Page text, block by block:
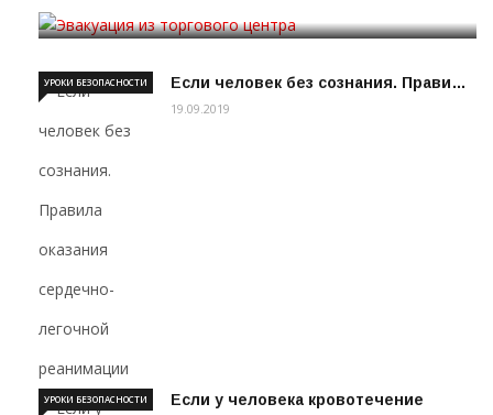
Если человек без сознания. Прави…
УРОКИ БЕЗОПАСНОСТИ
19.09.2019
Если у человека кровотечение
УРОКИ БЕЗОПАСНОСТИ